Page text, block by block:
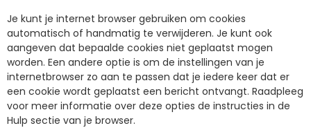
Je kunt je internet browser gebruiken om cookies
automatisch of handmatig te verwijderen. Je kunt ook
aangeven dat bepaalde cookies niet geplaatst mogen
worden. Een andere optie is om de instellingen van je
internetbrowser zo aan te passen dat je iedere keer dat er
een cookie wordt geplaatst een bericht ontvangt. Raadpleeg
voor meer informatie over deze opties de instructies in de
Hulp sectie van je browser.